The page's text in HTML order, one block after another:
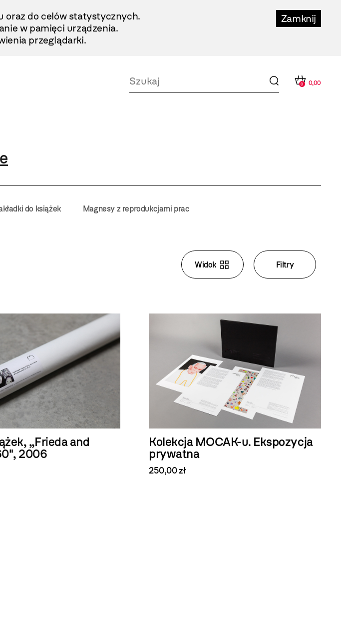
Zamknij
oraz do celów statystycznych.
w pamięci urządzenia.
przeglądarki.
0 0,00
do książek
Magnesy z reprodukcjami prac
Widok Filtry
„Frieda and
2006
Kolekcja MOCAK-u. Ekspozycja
prywatna
250,00 zł